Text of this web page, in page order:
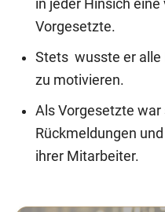
in jeder Hinsich
Vorgesetzte.
Stets wusste er alle
zu motivieren.
Als Vorgesetzte
Rückmeldungen
ihrer Mitarbeiter.